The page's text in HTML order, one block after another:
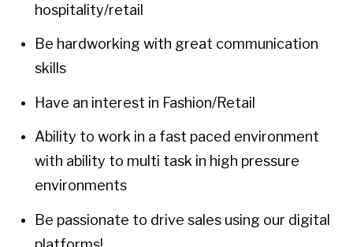
hospitality/retail
Be hardworking with great communication
skills
Have an interest in Fashion/Retail
Ability to work in a fast paced environment
with ability to multi task in high pressure
environments
Be passionate to drive sales using our digital